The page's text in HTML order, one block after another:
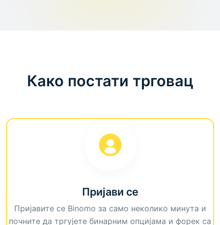
Како постати трговац
Пријави се
Пријавите се Binomo за само неколико минута и
почните да тргујете бинарним опцијама и форек са